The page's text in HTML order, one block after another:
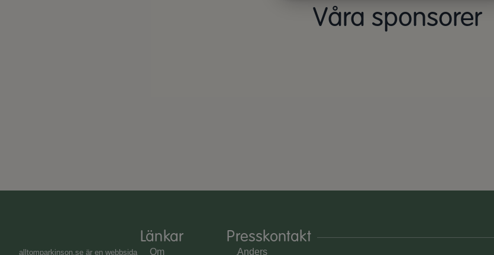
Våra sponsorer
alltomparkinson.se är en webbsida
Länkar
Om
Presskontakt
Anders